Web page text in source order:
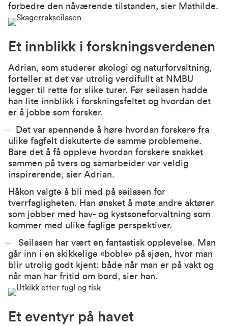
forbedre den nåværende tilstanden, sier Mathilde.
Et innblikk i forskningsverdenen
Adrian, som studerer økologi og naturforvaltning,
forteller at det var utrolig verdifullt at NMBU
legger til rette for slike turer. Før seilasen hadde
han lite innblikk i forskningsfeltet og hvordan det
er å jobbe som forsker.
̶ Det var spennende å høre hvordan forskere fra
ulike fagfelt diskuterte de samme problemene.
Bare det å få oppleve hvordan forskere snakket
sammen på tvers og samarbeider var veldig
inspirerende, sier Adrian.
Håkon valgte å bli med på seilasen for
tverrfagligheten. Han ønsket å møte andre aktører
som jobber med hav- og kystsoneforvaltning som
kommer med ulike faglige perspektiver.
̶ Seilasen har vært en fantastisk opplevelse. Man
går inn i en skikkelige «boble» på sjøen, hvor man
blir utrolig godt kjent: både når man er på vakt og
når man har fritid om bord, sier han.
Et eventyr på havet